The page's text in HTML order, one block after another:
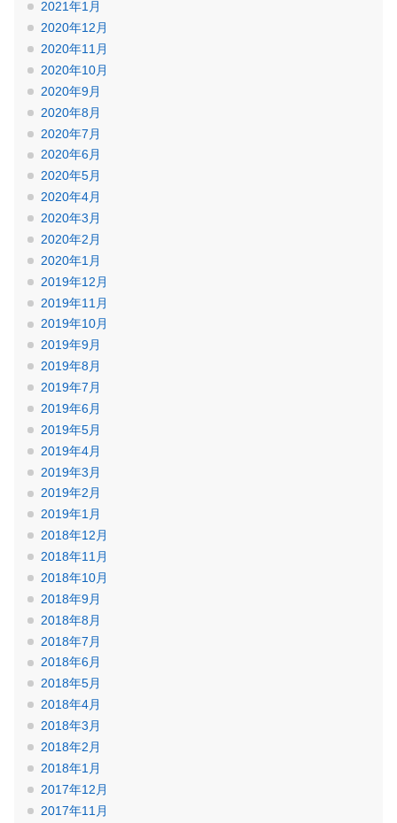
2021年1月
2020年12月
2020年11月
2020年10月
2020年9月
2020年8月
2020年7月
2020年6月
2020年5月
2020年4月
2020年3月
2020年2月
2020年1月
2019年12月
2019年11月
2019年10月
2019年9月
2019年8月
2019年7月
2019年6月
2019年5月
2019年4月
2019年3月
2019年2月
2019年1月
2018年12月
2018年11月
2018年10月
2018年9月
2018年8月
2018年7月
2018年6月
2018年5月
2018年4月
2018年3月
2018年2月
2018年1月
2017年12月
2017年11月